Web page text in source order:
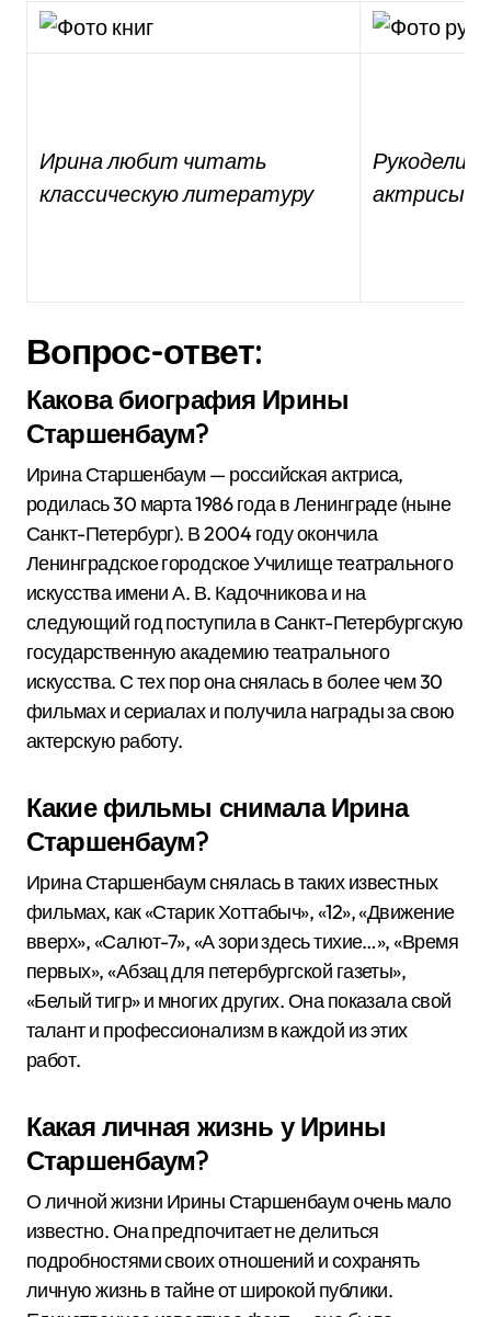
Ирина любит читать
классическую литературу
Рукоделие
актрисы
Вопрос-ответ:
Какова биография Ирины
Старшенбаум?
Ирина Старшенбаум — российская актриса,
родилась 30 марта 1986 года в Ленинграде (ныне
Санкт-Петербург). В 2004 году окончила
Ленинградское городское Училище театрального
искусства имени А. В. Кадочникова и на
следующий год поступила в Санкт-Петербургскую
государственную академию театрального
искусства. С тех пор она снялась в более чем 30
фильмах и сериалах и получила награды за свою
актерскую работу.
Какие фильмы снимала Ирина
Старшенбаум?
Ирина Старшенбаум снялась в таких известных
фильмах, как «Старик Хоттабыч», «12», «Движение
вверх», «Салют-7», «А зори здесь тихие…», «Время
первых», «Абзац для петербургской газеты»,
«Белый тигр» и многих других. Она показала свой
талант и профессионализм в каждой из этих
работ.
Какая личная жизнь у Ирины
Старшенбаум?
О личной жизни Ирины Старшенбаум очень мало
известно. Она предпочитает не делиться
подробностями своих отношений и сохранять
личную жизнь в тайне от широкой публики.